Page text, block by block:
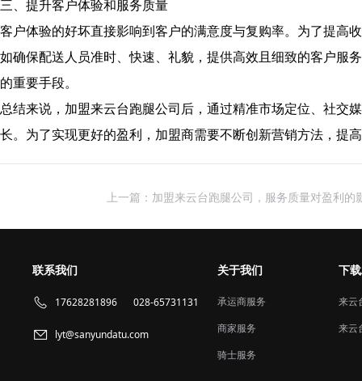
三、提升客户体验和服务质量
客户体验的好坏直接影响到客户的满意度与复购率。为了提高
如确保配送人员准时、快速、礼貌，提供高效且细致的客户服
的重要手段。
总结来说，加盟来云台跑腿公司后，通过精准市场定位、社交
长。为了实现更好的盈利，加盟商需要不断创新营销方法，提
上一篇：加盟来云台跑腿公司，服务质量对盈利的
联系我们
17628281896 028-65731131
lyt@sanyundatu.com
关于我们
承运商服务
商家服务
骑士服务
下
来云
来云